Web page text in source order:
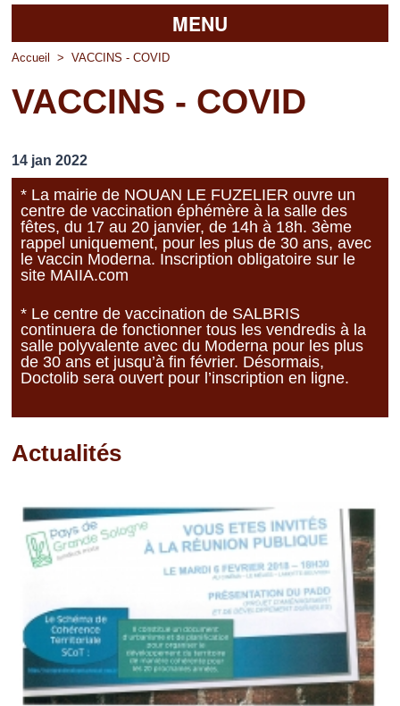
MENU
Accueil
La mairie
Vie pratique
Vos professionnels
Loisirs
Accueil > VACCINS - COVID
VACCINS - COVID
14 jan 2022
* La mairie de NOUAN LE FUZELIER ouvre un
centre de vaccination éphémère à la salle des
fêtes, du 17 au 20 janvier, de 14h à 18h. 3ème
rappel uniquement, pour les plus de 30 ans, avec
le vaccin Moderna. Inscription obligatoire sur le
site MAIIA.com
* Le centre de vaccination de SALBRIS
continuera de fonctionner tous les vendredis à la
salle polyvalente avec du Moderna pour les plus
de 30 ans et jusqu’à fin février. Désormais,
Doctolib sera ouvert pour l’inscription en ligne.
Actualités
Pages